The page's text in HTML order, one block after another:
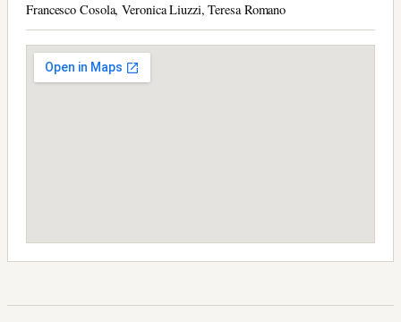
Francesco Cosola, Veronica Liuzzi, Teresa Romano